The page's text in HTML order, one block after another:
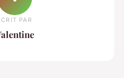
PAR